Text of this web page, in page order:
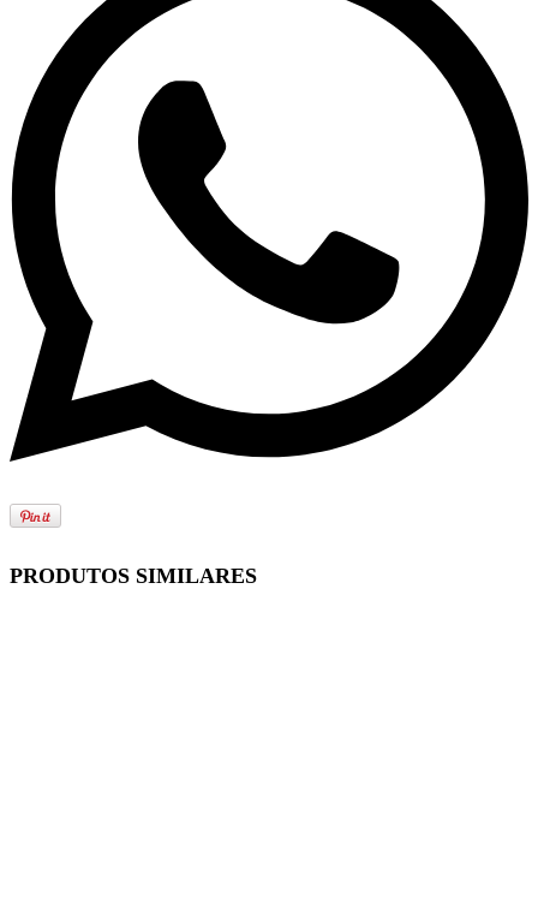
PRODUTOS SIMILARES